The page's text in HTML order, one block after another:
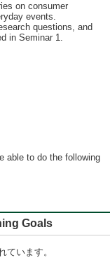
on consumer
events.
questions, and
in Seminar 1.
able to do the following
Goals
ています。